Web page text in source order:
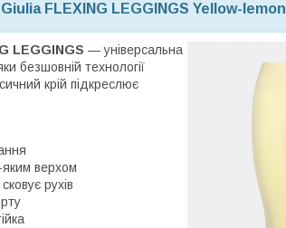
Giulia FLEXING LEGGINGS Yellow-
LEGGINGS — універсальна
безшовній технології
крій підкреслює
яким верхом
рухів